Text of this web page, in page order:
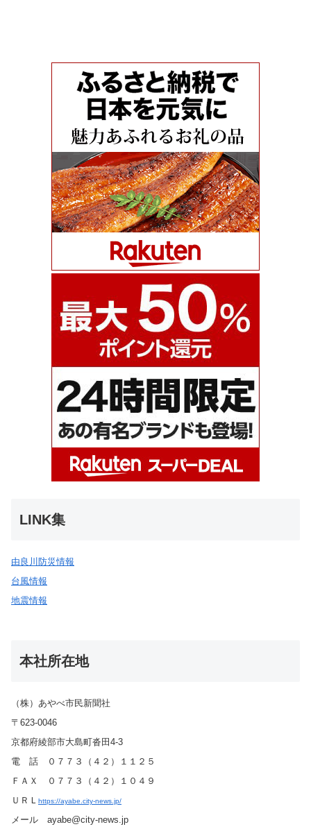
LINK集
由良川防災情報
台風情報
地震情報
本社所在地
（株）あやべ市民新聞社
〒623-0046
京都府綾部市大島町沓田4-3
電 話 ０７７３（４２）１１２５
ＦＡＸ ０７７３（４２）１０４９
ＵＲＬ
https://ayabe.city-news.jp/
メール ayabe@city-news.jp